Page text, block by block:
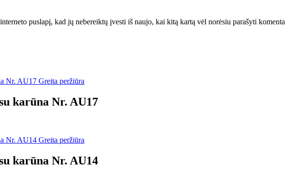
puslapį, kad jų nebereiktų įvesti iš naujo, kai kitą kartą vėl norėsiu parašyti
Greita peržiūra
karūna Nr. AU17
Greita peržiūra
karūna Nr. AU14